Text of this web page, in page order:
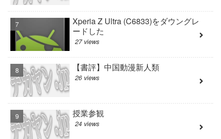
Xperia Z Ultra (C6833)をダウングレ
ードした
27 views
【書評】中国動漫新人類
26 views
授業参観
24 views